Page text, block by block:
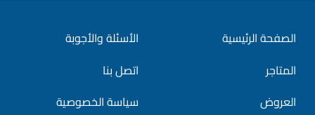
الصفحة الرئيسية
المتاجر
العروض
الأسئلة والأجوبة
اتصل بنا
سياسة الخصوصية